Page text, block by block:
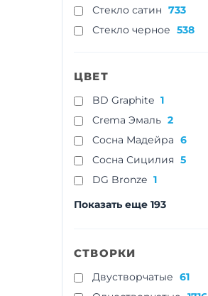
Стекло сатин 733
Стекло черное 538
ЦВЕТ
BD Graphite 1
Crema Эмаль 2
Cосна Мадейра 6
Cосна Сицилия 5
DG Bronze 1
Показать еще 193
СТВОРКИ
Двустворчатые 61